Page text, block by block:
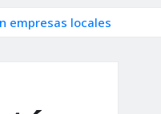
empresas locales